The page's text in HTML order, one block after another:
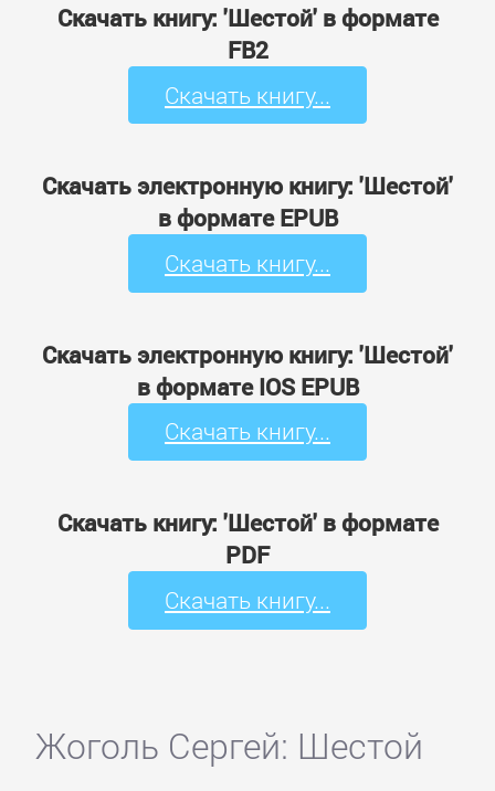
Скачать книгу: 'Шестой' в формате
FB2
Скачать книгу...
Скачать электронную книгу: 'Шестой'
в формате EPUB
Скачать книгу...
Скачать электронную книгу: 'Шестой'
в формате IOS EPUB
Скачать книгу...
Скачать книгу: 'Шестой' в формате
PDF
Скачать книгу...
Жоголь Сергей: Шестой